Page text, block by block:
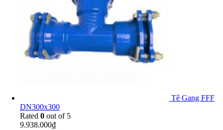
Tê Gang FFF
DN300x300
Rated 0 out of 5
9.938.000₫